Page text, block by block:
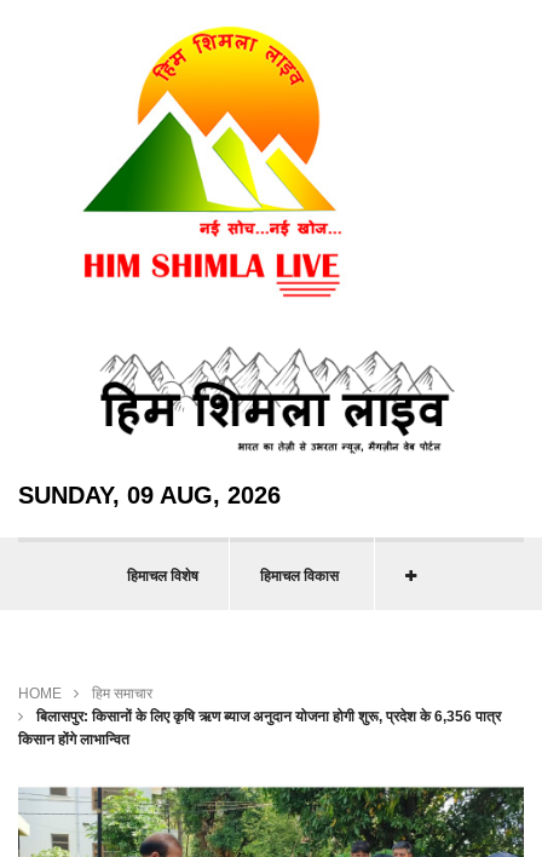
SUNDAY, 09 AUG, 2026
हिमाचल विशेष हिमाचल विकास
HOME
हिम समाचार
बिलासपुर: किसानों के लिए कृषि ऋण ब्याज अनुदान योजना होगी शुरू, प्रदेश के 6,356 पात्र
किसान होंगे लाभान्वित